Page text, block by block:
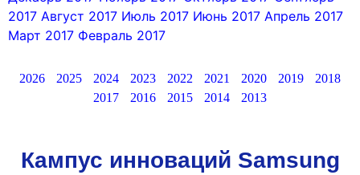
2017 Август 2017 Июль 2017 Июнь 2017 Апрель 2017
Март 2017 Февраль 2017
2026 2025 2024 2023 2022 2021 2020 2019
2018
2017
2016 2015 2014 2013
Кампус инноваций Samsung